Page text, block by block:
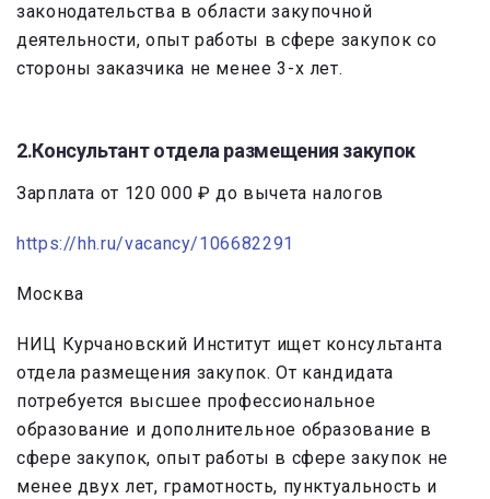
законодательства в области закупочной
деятельности, опыт работы в сфере закупок со
стороны заказчика не менее 3-х лет.
2.Консультант отдела размещения закупок
Зарплата от 120 000 ₽ до вычета налогов
https://hh.ru/vacancy/106682291
Москва
НИЦ Курчановский Институт ищет консультанта
отдела размещения закупок. От кандидата
потребуется высшее профессиональное
образование и дополнительное образование в
сфере закупок, опыт работы в сфере закупок не
менее двух лет, грамотность, пунктуальность и